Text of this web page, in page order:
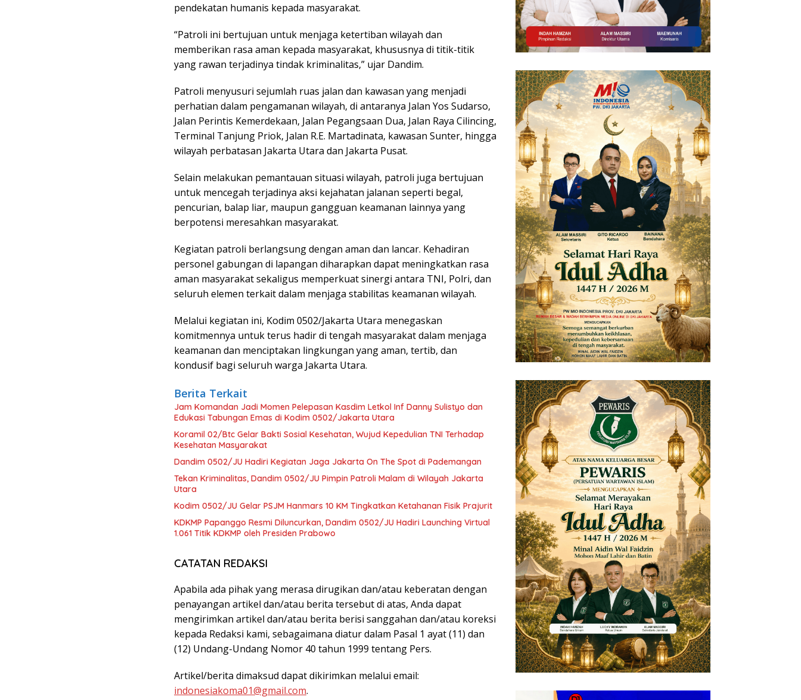
pendekatan humanis kepada masyarakat.
“Patroli ini bertujuan untuk menjaga ketertiban wilayah dan
memberikan rasa aman kepada masyarakat, khususnya di titik-titik
yang rawan terjadinya tindak kriminalitas,” ujar Dandim.
Patroli menyusuri sejumlah ruas jalan dan kawasan yang menjadi
perhatian dalam pengamanan wilayah, di antaranya Jalan Yos Sudarso,
Jalan Perintis Kemerdekaan, Jalan Pegangsaan Dua, Jalan Raya Cilincing,
Terminal Tanjung Priok, Jalan R.E. Martadinata, kawasan Sunter, hingga
wilayah perbatasan Jakarta Utara dan Jakarta Pusat.
Selain melakukan pemantauan situasi wilayah, patroli juga bertujuan
untuk mencegah terjadinya aksi kejahatan jalanan seperti begal,
pencurian, balap liar, maupun gangguan keamanan lainnya yang
berpotensi meresahkan masyarakat.
Kegiatan patroli berlangsung dengan aman dan lancar. Kehadiran
personel gabungan di lapangan diharapkan dapat meningkatkan rasa
aman masyarakat sekaligus memperkuat sinergi antara TNI, Polri, dan
seluruh elemen terkait dalam menjaga stabilitas keamanan wilayah.
Melalui kegiatan ini, Kodim 0502/Jakarta Utara menegaskan
komitmennya untuk terus hadir di tengah masyarakat dalam menjaga
keamanan dan menciptakan lingkungan yang aman, tertib, dan
kondusif bagi seluruh warga Jakarta Utara.
Berita Terkait
Jam Komandan Jadi Momen Pelepasan Kasdim Letkol Inf Danny Sulistyo dan
Edukasi Tabungan Emas di Kodim 0502/Jakarta Utara
Koramil 02/Btc Gelar Bakti Sosial Kesehatan, Wujud Kepedulian TNI Terhadap
Kesehatan Masyarakat
Dandim 0502/JU Hadiri Kegiatan Jaga Jakarta On The Spot di Pademangan
Tekan Kriminalitas, Dandim 0502/JU Pimpin Patroli Malam di Wilayah Jakarta
Utara
Kodim 0502/JU Gelar PSJM Hanmars 10 KM Tingkatkan Ketahanan Fisik Prajurit
KDKMP Papanggo Resmi Diluncurkan, Dandim 0502/JU Hadiri Launching Virtual
1.061 Titik KDKMP oleh Presiden Prabowo
CATATAN REDAKSI
Apabila ada pihak yang merasa dirugikan dan/atau keberatan dengan
penayangan artikel dan/atau berita tersebut di atas, Anda dapat
mengirimkan artikel dan/atau berita berisi sanggahan dan/atau koreksi
kepada Redaksi kami, sebagaimana diatur dalam Pasal 1 ayat (11) dan
(12) Undang-Undang Nomor 40 tahun 1999 tentang Pers.
Artikel/berita dimaksud dapat dikirimkan melalui email:
indonesiakoma01@gmail.com.